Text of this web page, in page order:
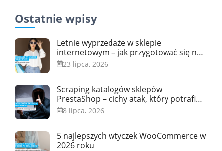
wpisach
Ostatnie wpisy
Letnie wyprzedaże w sklepie
internetowym – jak przygotować się na
skok ruchu
23 lipca, 2026
Scraping katalogów sklepów
PrestaShop – cichy atak, który potrafi
przeciążyć serwer
8 lipca, 2026
5 najlepszych wtyczek WooCommerce w
2026 roku